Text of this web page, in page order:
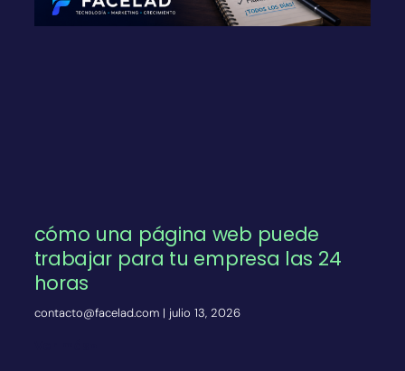
cómo una página web puede
trabajar para tu empresa las 24
horas
contacto@facelad.com julio 13, 2026